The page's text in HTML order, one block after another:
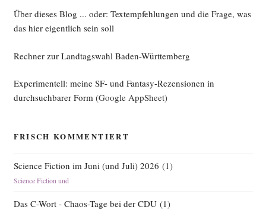
Über dieses Blog ... oder: Textempfehlungen und die Frage, was
das hier eigentlich sein soll
Rechner zur Landtagswahl Baden-Württemberg
Experimentell: meine SF- und Fantasy-Rezensionen in
durchsuchbarer Form(Google AppSheet)
FRISCH KOMMENTIERT
Science Fiction im Juni (und Juli) 2026 (1)
Science Fiction und
Das C-Wort - Chaos-Tage bei der CDU(1)